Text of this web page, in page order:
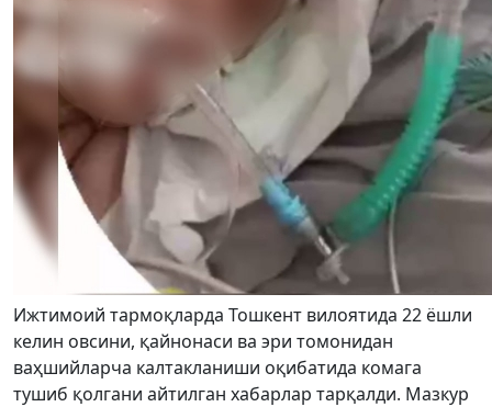
Ижтимоий тармоқларда Тошкент вилоятида 22 ёшли
келин овсини, қайнонаси ва эри томонидан
ваҳшийларча калтакланиши оқибатида комага
тушиб қолгани айтилган хабарлар тарқалди. Мазкур